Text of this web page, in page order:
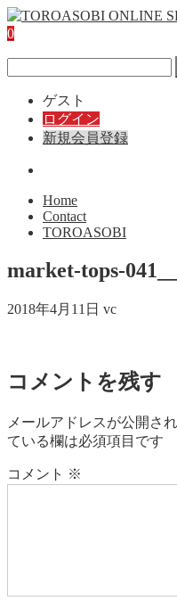
0
ゲスト
ログイン
新規会員登録
Home
Contact
TOROASOBI
market-tops-
2018年4月11日 vc
コメントを残す
メールアドレスが公開さ
ている欄は必須項目です
コメント ※